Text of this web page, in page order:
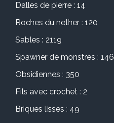
Dalles de pierre : 14
Roches du nether : 120
Sables : 2119
Spawner de monstres : 146
Obsidiennes : 350
Fils avec crochet : 2
Briques lisses : 49